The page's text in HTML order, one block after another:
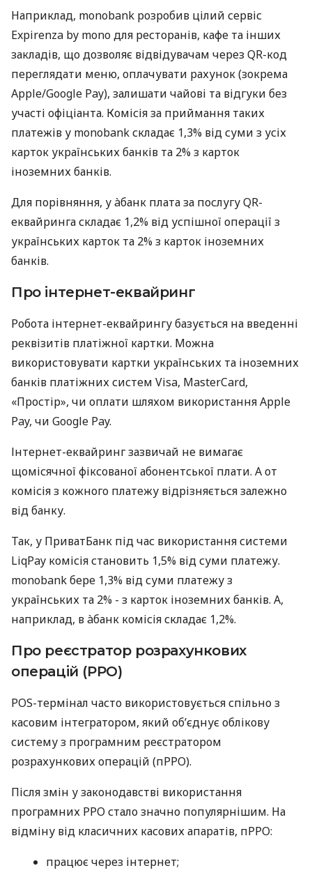
Наприклад, monobank розробив цілий сервіс
Expirenza by mono для ресторанів, кафе та інших
закладів, що дозволяє відвідувачам через QR-код
переглядати меню, оплачувати рахунок (зокрема
Apple/Google Pay), залишати чайові та відгуки без
участі офіціанта. Комісія за приймання таких
платежів у monobank складає 1,3% від суми з усіх
карток українських банків та 2% з карток
іноземних банків.
Для порівняння, у àбанк плата за послугу QR-
еквайринга складає 1,2% від успішної операції з
українських карток та 2% з карток іноземних
банків.
Про інтернет-еквайринг
Робота інтернет-еквайрингу базується на введенні
реквізитів платіжної картки. Можна
використовувати картки українських та іноземних
банків платіжних систем Visa, MasterCard,
«Простір», чи оплати шляхом використання Apple
Pay, чи Google Pay.
Інтернет-еквайринг зазвичай не вимагає
щомісячної фіксованої абонентської плати. А от
комісія з кожного платежу відрізняється залежно
від банку.
Так, у ПриватБанк під час використання системи
LiqPay комісія становить 1,5% від суми платежу.
monobank бере 1,3% від суми платежу з
українських та 2% - з карток іноземних банків. А,
наприклад, в àбанк комісія складає 1,2%.
Про реєстратор розрахункових
операцій (РРО)
POS-термінал часто використовується спільно з
касовим інтегратором, який об’єднує облікову
систему з програмним реєстратором
розрахункових операцій (пРРО).
Після змін у законодавстві використання
програмних РРО стало значно популярнішим. На
відміну від класичних касових апаратів, пРРО:
працює через інтернет;